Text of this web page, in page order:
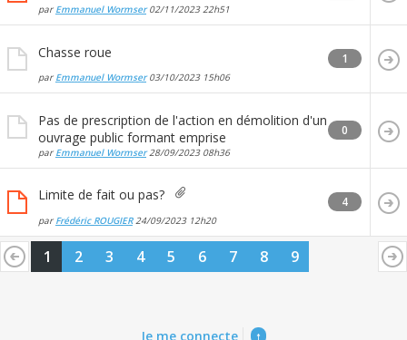
par Emmanuel Wormser02/11/2023 22h51
Chasse roue
par Emmanuel Wormser03/10/2023 15h06
1
Pas de prescription de l'action en démolition d'un
ouvrage public formant emprise
par Emmanuel Wormser28/09/2023 08h36
0
Limite de fait ou pas?
par Frédéric ROUGIER24/09/2023 12h20
4
1 2 3 4 5 6 7 8 9
Je me connecte ↑